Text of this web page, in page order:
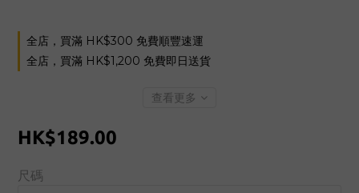
全店，買滿 HK$300 免費順豐速運
全店，買滿 HK$1,200 免費即日送貨
查看更多
HK$189.00
尺碼